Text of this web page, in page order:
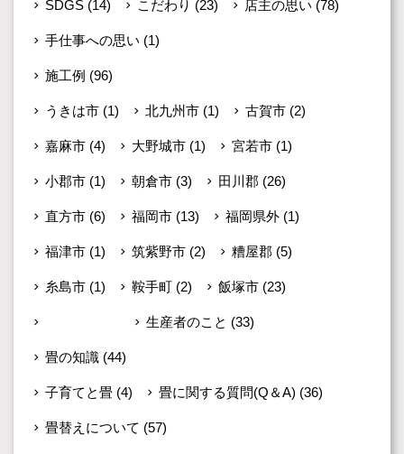
SDGS (14) こだわり (23) 店主の思い (78)
手仕事への思い (1)
施工例 (96)
うきは市 (1) 北九州市 (1) 古賀市 (2)
嘉麻市 (4) 大野城市 (1) 宮若市 (1)
小郡市 (1) 朝倉市 (3) 田川郡 (26)
直方市 (6) 福岡市 (13) 福岡県外 (1)
福津市 (1) 筑紫野市 (2) 糟屋郡 (5)
糸島市 (1) 鞍手町 (2) 飯塚市 (23)
生産者のこと (33)
畳の知識 (44)
子育てと畳 (4) 畳に関する質問(Q＆A) (36)
畳替えについて (57)